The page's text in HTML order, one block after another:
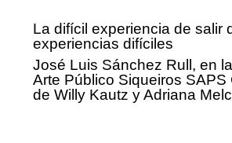
La difícil experiencia de salir
experiencias difíciles
José Luis Sánchez Rull, en
Arte Público Siqueiros SAPS
de Willy Kautz y Adriana